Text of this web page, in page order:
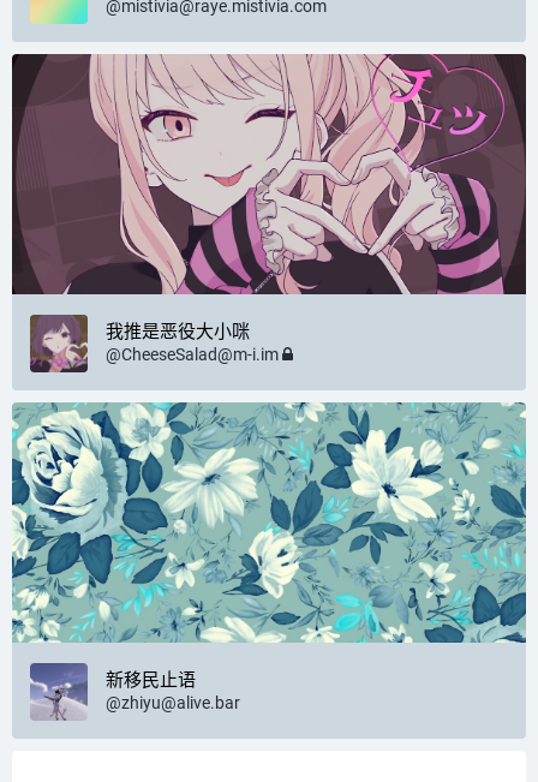
@mistivia@raye.mistivia.com
我推是恶役大小咪
@CheeseSalad@m-i.im
新移民止语
@zhiyu@alive.bar